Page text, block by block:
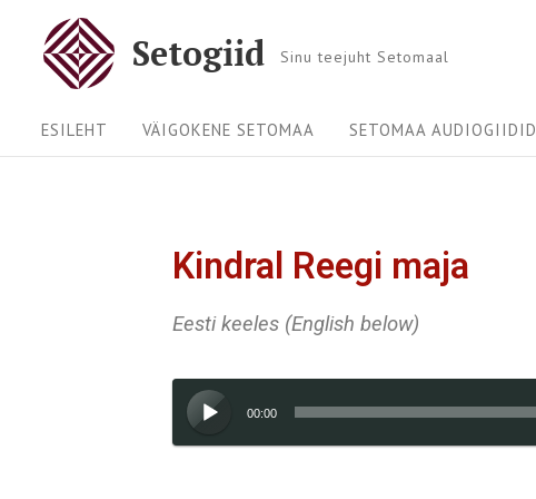
Setogiid Sinu teejuht Setomaal
ESILEHT VÄIGOKENE SETOMAA SETOMAA AUDIOGIIDID
Kindral Reegi maja
Eesti keeles (English below)
Audioesitaja
00:00